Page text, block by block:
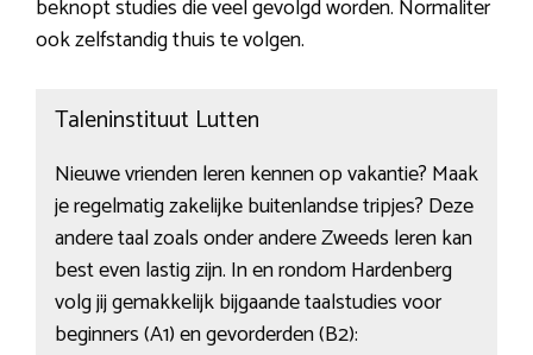
beknopt studies die veel gevolgd worden. Normaliter
ook zelfstandig thuis te volgen.
Taleninstituut Lutten
Nieuwe vrienden leren kennen op vakantie? Maak
je regelmatig zakelijke buitenlandse tripjes? Deze
andere taal zoals onder andere Zweeds leren kan
best even lastig zijn. In en rondom Hardenberg
volg jij gemakkelijk bijgaande taalstudies voor
beginners (A1) en gevorderden (B2):